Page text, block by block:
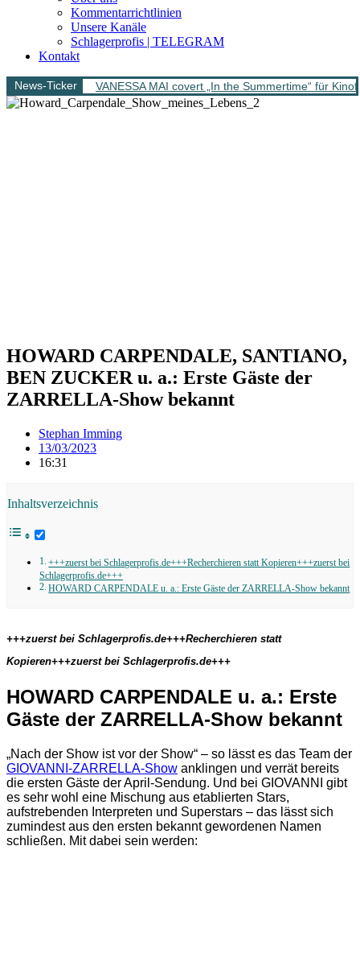
Kommentarrichtlinien
Unsere Kanäle
Schlagerprofis | TELEGRAM
Kontakt
News-Ticker VANESSA MAI covert „In the Summertime“ für
HOWARD CARPENDALE, SANTIANO,
BEN ZUCKER u. a.: Erste Gäste der
ZARRELLA-Show bekannt
Stephan Imming
13/03/2023
16:31
Inhaltsverzeichnis
+++zuerst bei Schlagerprofis.de+++Recherchieren statt Kopieren+++zuerst bei
Schlagerprofis.de+++
HOWARD CARPENDALE u. a.: Erste Gäste der ZARRELLA-Show bekannt
+++zuerst bei Schlagerprofis.de+++Recherchieren statt
Kopieren+++zuerst bei Schlagerprofis.de+++
HOWARD CARPENDALE u. a.: Erste
Gäste der ZARRELLA-Show bekannt
„Nach der Show ist vor der Show“ – so lässt es das Team der
GIOVANNI-ZARRELLA-Show anklingen und verrät bereits
die ersten Gäste der April-Sendung. Und bei GIOVANNI gibt
es sehr wohl eine Mischung aus etablierten Stars,
aufstrebenden Interpreten und Superstars – das lässt sich
zumindest aus den ersten bekannt gewordenen Namen
schließen. Mit dabei sein werden: